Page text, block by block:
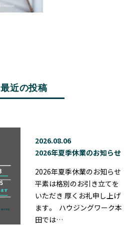
最近の投稿
2026.08.06
2026年夏季休業のお知らせ
2026年夏季休業のお知らせ
平素は格別のお引き立てを
いただき 厚くお礼申し上げ
ます。 ハウジングワーク本
田では…